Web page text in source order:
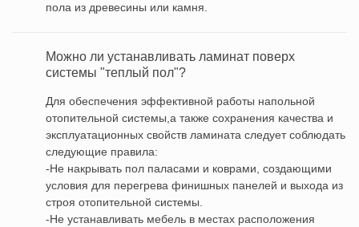
пола из древесины или камня.
Можно ли устанавливать ламинат поверх
системы "теплый пол"?
Для обеспечения эффективной работы напольной
отопительной системы,а также сохранения качества и
эксплуатационных свойств ламината следует соблюдать
следующие правила:
-Не накрывать пол паласами и коврами, создающими
условия для перегрева финишных панелей и выхода из
строя отопительной системы.
-Не устанавливать мебель в местах расположения